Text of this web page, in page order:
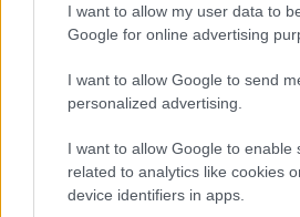
I want to allow my user data to
Google for online advertising
I want to allow Google to send
personalized advertising.
I want to allow Google to enable
related to analytics like cookies
device identifiers in apps.
Come i conti online stanno
finanziaria delle PMI
Edoardo Marchesi · 7 Ago 2026